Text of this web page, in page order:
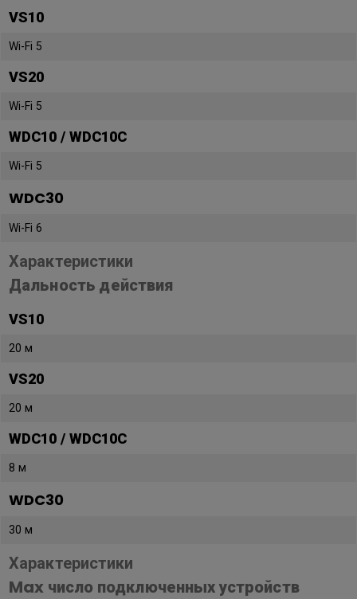
VS10
Wi-Fi 5
VS20
Wi-Fi 5
WDC10 / WDC10C
Wi-Fi 5
WDC30
Wi-Fi 6
Характеристики
Дальность действия
VS10
20 м
VS20
20 м
WDC10 / WDC10C
8 м
WDC30
30 м
Характеристики
Max число подключенных устройств